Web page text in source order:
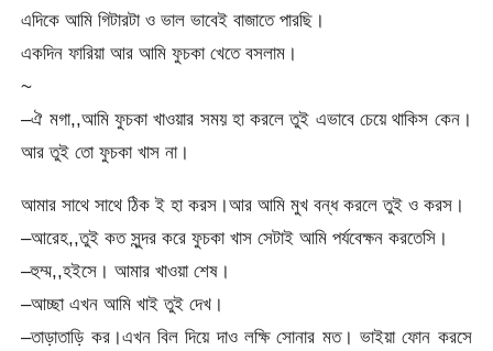
এদিকে আমি গিটারটা ও ভাল ভাবেই বাজাতে পারছি।
একদিন ফারিয়া আর আমি ফুচকা খেতে বসলাম।
~
–ঐ মগা,,আমি ফুচকা খাওয়ার সময় হা করলে তুই এভাবে চেয়ে থাকিস কেন।
আর তুই তো ফুচকা খাস না।
আমার সাথে সাথে ঠিক ই হা করস।আর আমি মুখ বন্ধ করলে তুই ও করস।
–আরেহ,,তুই কত সুন্দর করে ফুচকা খাস সেটাই আমি পর্যবেক্ষন করতেসি।
–হুম্ম,,হইসে। আমার খাওয়া শেষ।
–আচ্ছা এখন আমি খাই তুই দেখ।
–তাড়াতাড়ি কর।এখন বিল দিয়ে দাও লক্ষি সোনার মত। ভাইয়া ফোন করসে